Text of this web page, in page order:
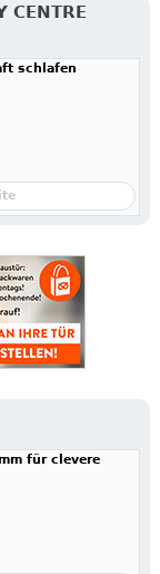
CENTRE
schlafen
für clevere